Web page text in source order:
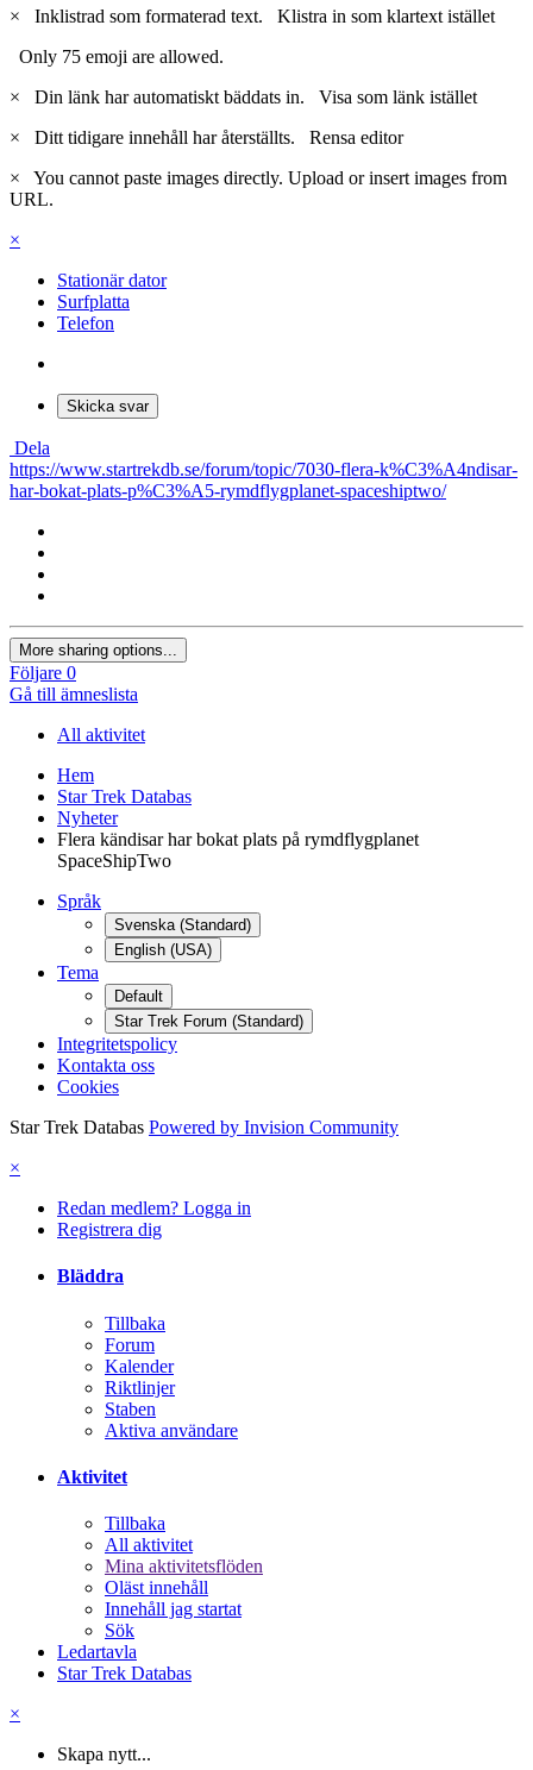
×
Inklistrad som formaterad text. Klistra in som klartext istället
Only 75 emoji are allowed.
×
Din länk har automatiskt bäddats in. Visa som länk istället
×
Ditt tidigare innehåll har återställts. Rensa editor
×
You cannot paste images directly. Upload or insert images from
URL.
×
Stationär dator
Surfplatta
Telefon
Skicka svar
Dela
https://www.startrekdb.se/forum/topic/7030-flera-k%C3%A4ndisar-
har-bokat-plats-p%C3%A5-rymdflygplanet-spaceshiptwo/
More sharing options...
Följare 0
Gå till ämneslista
All aktivitet
Hem
Star Trek Databas
Nyheter
Flera kändisar har bokat plats på rymdflygplanet
SpaceShipTwo
Språk
Svenska (Standard)
English (USA)
Tema
Default
Star Trek Forum (Standard)
Integritetspolicy
Kontakta oss
Cookies
Star Trek Databas Powered by Invision Community
×
Redan medlem? Logga in
Registrera dig
Bläddra
Tillbaka
Forum
Kalender
Riktlinjer
Staben
Aktiva användare
Aktivitet
Tillbaka
All aktivitet
Mina aktivitetsflöden
Oläst innehåll
Innehåll jag startat
Sök
Ledartavla
Star Trek Databas
×
Skapa nytt...